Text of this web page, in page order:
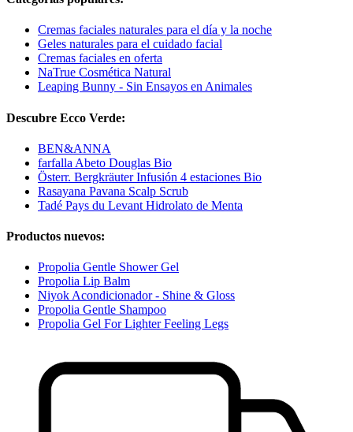
Cremas faciales naturales para el día y la noche
Geles naturales para el cuidado facial
Cremas faciales en oferta
NaTrue Cosmética Natural
Leaping Bunny - Sin Ensayos en Animales
Descubre Ecco Verde:
BEN&ANNA
farfalla Abeto Douglas Bio
Österr. Bergkräuter Infusión 4 estaciones Bio
Rasayana Pavana Scalp Scrub
Tadé Pays du Levant Hidrolato de Menta
Productos nuevos:
Propolia Gentle Shower Gel
Propolia Lip Balm
Niyok Acondicionador - Shine & Gloss
Propolia Gentle Shampoo
Propolia Gel For Lighter Feeling Legs